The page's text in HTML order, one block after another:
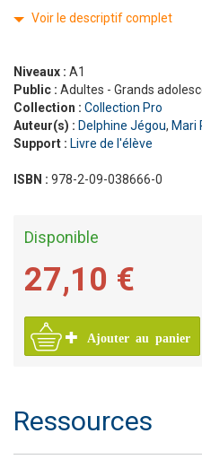
Voir le descriptif complet
Niveaux : A1
Public : Adultes - Grands
Collection : Collection Pro
Auteur(s) : Delphine Jégou, Mari
Support : Livre de l'élève
ISBN : 978-2-09-038666-0
Disponible
27,10 €
Ajouter au panier
Ressources